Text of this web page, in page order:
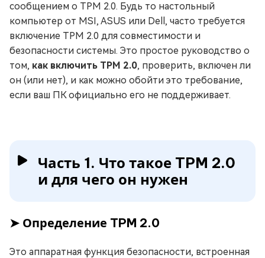
сообщением о TPM 2.0. Будь то настольный
компьютер от MSI, ASUS или Dell, часто требуется
включение TPM 2.0 для совместимости и
безопасности системы. Это простое руководство о
том, как включить TPM 2.0, проверить, включен ли
он (или нет), и как можно обойти это требование,
если ваш ПК официально его не поддерживает.
Часть 1. Что такое TPM 2.0
и для чего он нужен
➤ Определение TPM 2.0
Это аппаратная функция безопасности, встроенная